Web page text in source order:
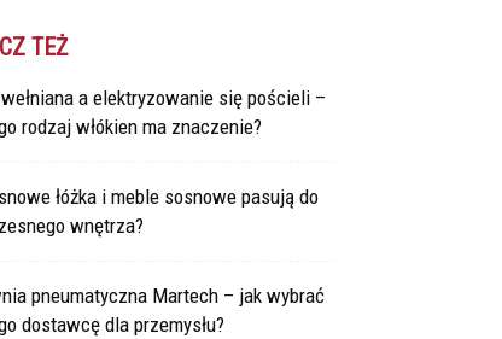
TEŻ
wełniana a elektryzowanie się pościeli –
rodzaj włókien ma znaczenie?
łóżka i meble sosnowe pasują do
wnętrza?
pneumatyczna Martech – jak wybrać
dostawcę dla przemysłu?